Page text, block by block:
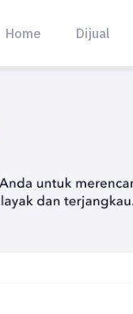
Home Dijual